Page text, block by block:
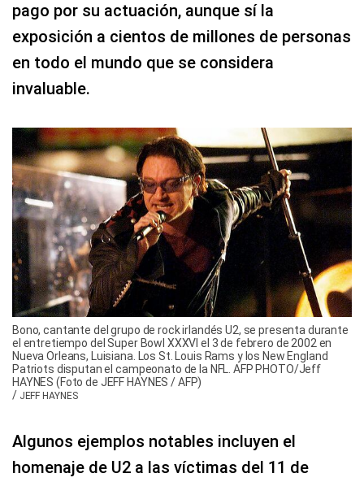
pago por su actuación, aunque sí la
exposición a cientos de millones de personas
en todo el mundo que se considera
invaluable.
Bono, cantante del grupo de rock irlandés U2, se presenta durante
el entretiempo del Super Bowl XXXVI el 3 de febrero de 2002 en
Nueva Orleans, Luisiana. Los St. Louis Rams y los New England
Patriots disputan el campeonato de la NFL. AFP PHOTO/Jeff
HAYNES (Foto de JEFF HAYNES / AFP)
/ JEFF HAYNES
Algunos ejemplos notables incluyen el
homenaje de U2 a las víctimas del 11 de